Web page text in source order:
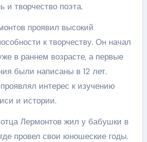
и творчество поэта.
проявил высокий
к творчеству. Он начал
в раннем возрасте, а первые
были написаны в 12 лет.
интерес к изучению
и истории.
Лермонтов жил у бабушки в
провел свои юношеские годы.